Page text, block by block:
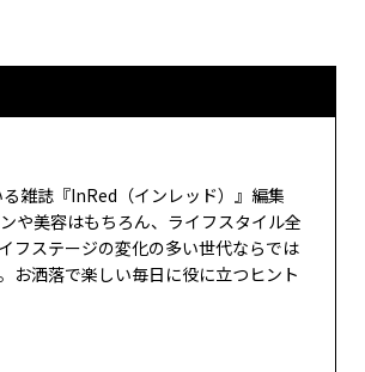
雑誌『InRed（インレッド）』編集
や美容はもちろん、ライフスタイル全
フステージの変化の多い世代ならでは
お洒落で楽しい毎日に役に立つヒント